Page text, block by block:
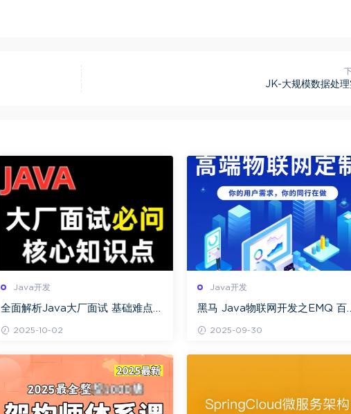
JK-大规模数据处
Java开发
全面解析Java大厂面试 基础难点
案例深度剖析
2025-10-02
Java开发
黑马 Java物联网开发之EMQ 百
2025-09-30